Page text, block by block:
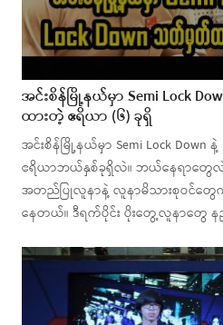
အင်းစိန်မြို့နယ်မှာ Semi Lock
ထားတဲ့ ဧရိယာ (၆) ခုရှိ
အင်းစိန်မြို့နယ်မှာ Semi Lock
ဧရိယာဘယ်နှစ်ခုရှိလဲ။ ဘယ်နေရာတွေလဲ
အတည်ပြုလူနာနဲ့ လူနာမိသားစုဝင်တွေ
နေတယ်။ ဒီရက်ပိုင်း ပိုးတွေ့လူနာတွ